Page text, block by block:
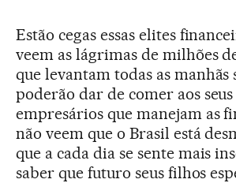
Estão cegas essas elites
veem as lágrimas de milhões
que levantam todas as manhãs
poderão dar de comer aos seus
empresários que manejam as
não veem que o Brasil está
que a cada dia se sente mais
saber que futuro seus filhos